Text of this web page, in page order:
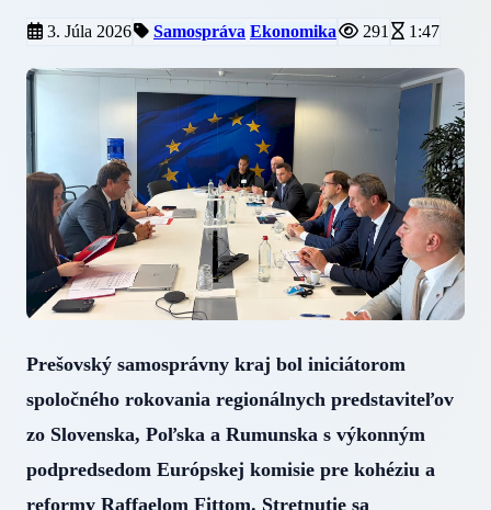
3. Júla 2026 Samospráva Ekonomika 291 1:47
Prešovský samosprávny kraj bol iniciátorom
spoločného rokovania regionálnych predstaviteľov
zo Slovenska, Poľska a Rumunska s výkonným
podpredsedom Európskej komisie pre kohéziu a
reformy Raffaelom Fittom. Stretnutie sa